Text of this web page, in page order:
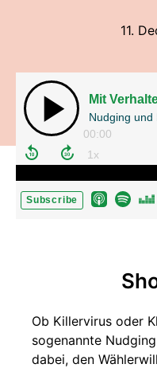
11.
Nudging und
00:00
Subscribe
Ob Killervirus oder
sogenannte
dabei, den